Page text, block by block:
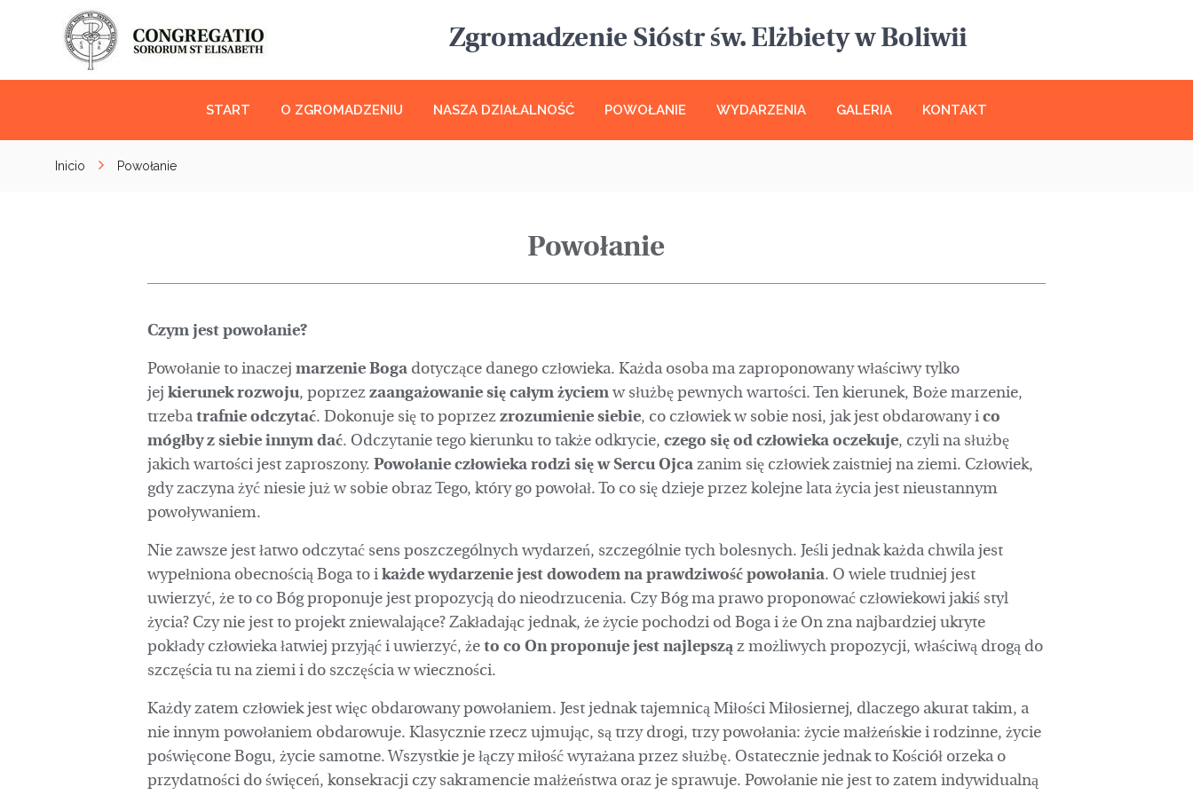
Zgromadzenie Sióstr św. Elżbiety w Boliwii
START O ZGROMADZENIU NASZA DZIAŁALNOŚĆ POWOŁANIE WYDARZENIA GALERIA KONTAKT
Inicio Powołanie
Powołanie
Czym jest powołanie?
Powołanie to inaczejmarzenie Boga dotyczące danego człowieka. Każda osoba ma zaproponowany właściwy tylko
jejkierunek rozwoju, poprzezzaangażowanie się całym życiem w służbę pewnych wartości. Ten kierunek, Boże marzenie,
trzebatrafnie odczytać. Dokonuje się to poprzezzrozumienie siebie, co człowiek w sobie nosi, jak jest obdarowany ico
mógłby z siebie innym dać. Odczytanie tego kierunku to także odkrycie,czego się od człowieka oczekuje, czyli na służbę
jakich wartości jest zaproszony.Powołanie człowieka rodzi się w Sercu Ojca zanim się człowiek zaistniej na ziemi. Człowiek,
gdy zaczyna żyć niesie już w sobie obraz Tego, który go powołał. To co się dzieje przez kolejne lata życia jest nieustannym
powoływaniem.
Nie zawsze jest łatwo odczytać sens poszczególnych wydarzeń, szczególnie tych bolesnych. Jeśli jednak każda chwila jest
wypełniona obecnością Boga to ikażde wydarzenie jest dowodem na prawdziwość powołania. O wiele trudniej jest
uwierzyć, że to co Bóg proponuje jest propozycją do nieodrzucenia. Czy Bóg ma prawo proponować człowiekowi jakiś styl
życia? Czy nie jest to projekt zniewalające? Zakładając jednak, że życie pochodzi od Boga i że On zna najbardziej ukryte
pokłady człowieka łatwiej przyjąć i uwierzyć, żeto co On proponuje jest najlepszą z możliwych propozycji, właściwą drogą do
szczęścia tu na ziemi i do szczęścia w wieczności.
Każdy zatem człowiek jest więc obdarowany powołaniem. Jest jednak tajemnicą Miłości Miłosiernej, dlaczego akurat takim, a
nie innym powołaniem obdarowuje. Klasycznie rzecz ujmując, są trzy drogi, trzy powołania: życie małżeńskie i rodzinne, życie
poświęcone Bogu, życie samotne. Wszystkie je łączy miłość wyrażana przez służbę. Ostatecznie jednak to Kościół orzeka o
przydatności do święceń, konsekracji czy sakramencie małżeństwa oraz je sprawuje. Powołanie nie jest to zatem indywidualną